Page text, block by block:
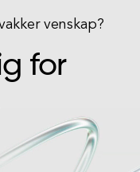
venskap?
for